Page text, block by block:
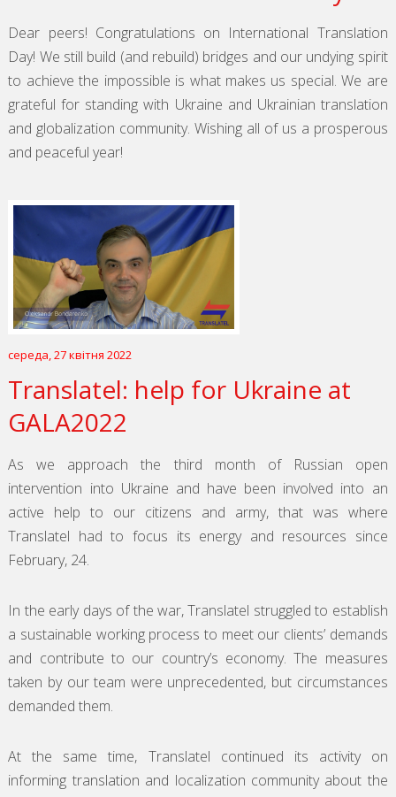
Dear peers! Congratulations on International Translation
Day! We still build (and rebuild) bridges and our undying spirit
to achieve the impossible is what makes us special. We are
grateful for standing with Ukraine and Ukrainian translation
and globalization community. Wishing all of us a prosperous
and peaceful year!
середа, 27 квітня 2022
Translatel: help for Ukraine at
GALA2022
As we approach the third month of Russian open
intervention into Ukraine and have been involved into an
active help to our citizens and army, that was where
Translatel had to focus its energy and resources since
February, 24.
In the early days of the war, Translatel struggled to establish
a sustainable working process to meet our clients’ demands
and contribute to our country’s economy. The measures
taken by our team were unprecedented, but circumstances
demanded them.
At the same time, Translatel continued its activity on
informing translation and localization community about the